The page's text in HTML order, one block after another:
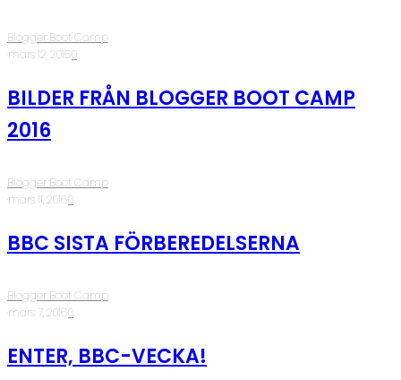
Blogger Boot Camp
·mars 12, 2016·0
BILDER FRÅN BLOGGER BOOT CAMP
2016
Blogger Boot Camp
·mars 11, 2016·0
BBC SISTA FÖRBEREDELSERNA
Blogger Boot Camp
·mars 7, 2016·0
ENTER, BBC-VECKA!